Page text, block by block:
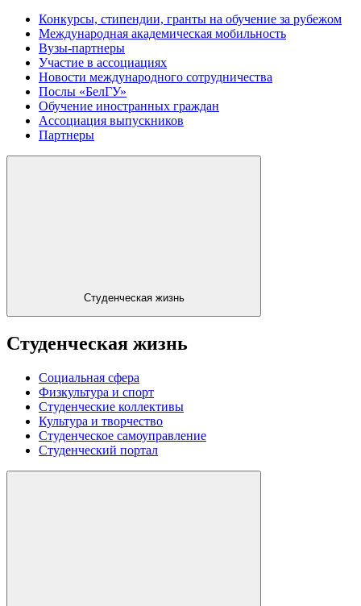
Конкурсы, стипендии, гранты на обучение за рубежом
Международная академическая мобильность
Вузы-партнеры
Участие в ассоциациях
Новости международного сотрудничества
Послы «БелГУ»
Обучение иностранных граждан
Ассоциация выпускников
Партнеры
Студенческая жизнь
Студенческая жизнь
Социальная сфера
Физкультура и спорт
Студенческие коллективы
Культура и творчество
Студенческое самоуправление
Студенческий портал